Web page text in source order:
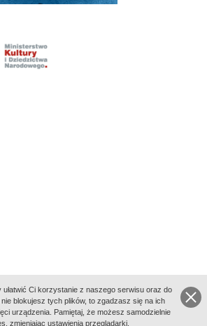
Ci korzystanie z naszego serwisu oraz do
blokujesz tych plików, to zgadzasz się na ich
urządzenia. Pamiętaj, że możesz samodzielnie
zmieniając ustawienia przeglądarki.